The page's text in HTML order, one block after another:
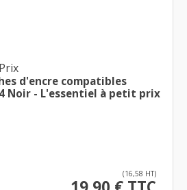
d'encre compatibles
Noir - L'essentiel à petit prix
(16,58 HT)